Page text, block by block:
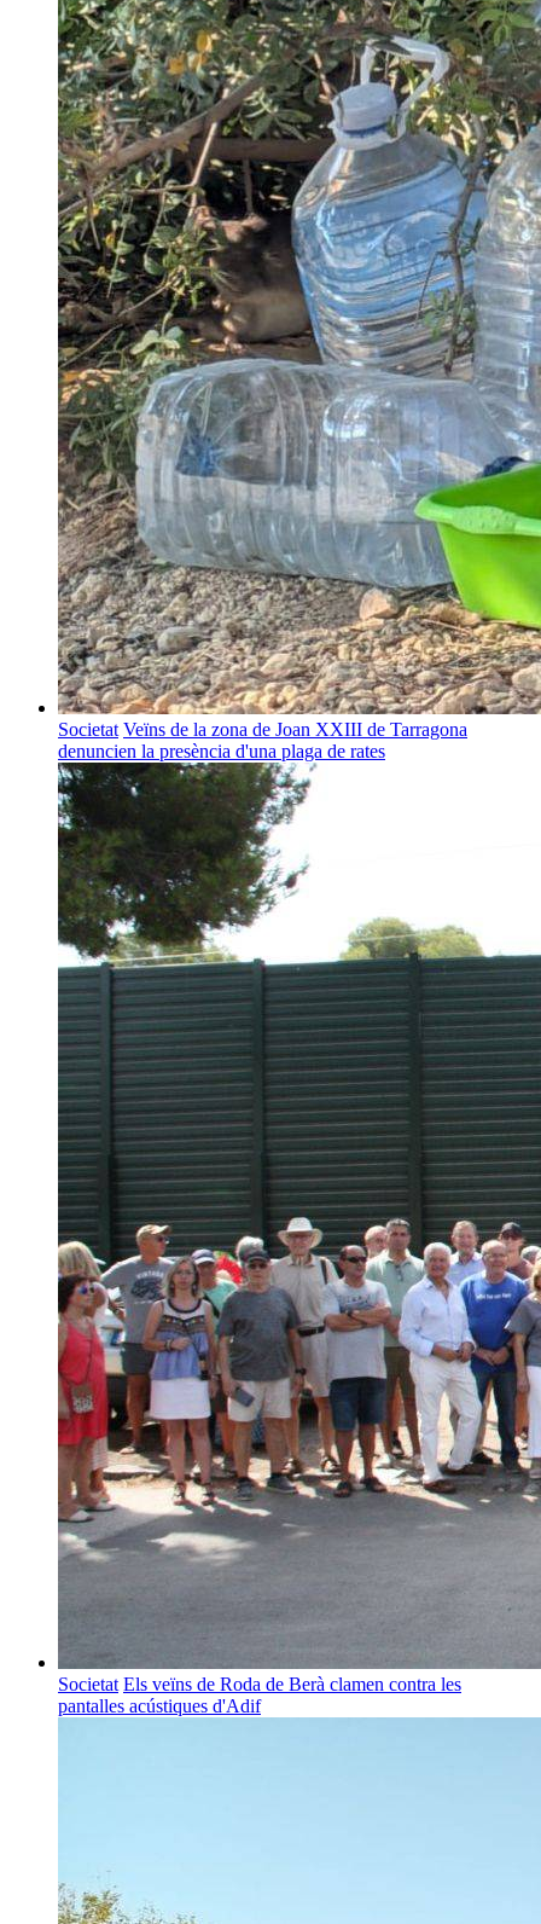
Societat Veïns de la zona de Joan XXIII de Tarragona
denuncien la presència d'una plaga de rates
Societat Els veïns de Roda de Berà clamen contra les
pantalles acústiques d'Adif